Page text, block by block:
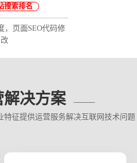
搜索排名
，页面SEO代码修
改
决方案
征提供运营服务解决互联网技术问题